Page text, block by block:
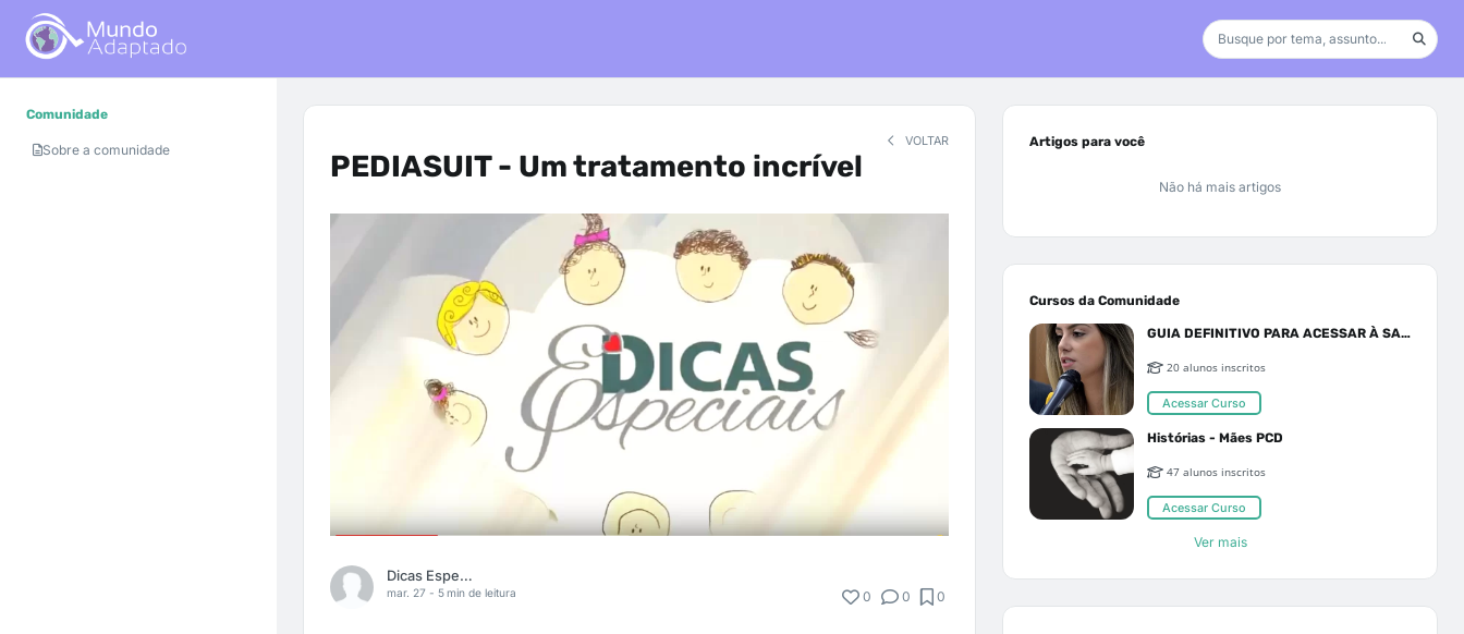
Comunidade
Sobre a comunidade
VOLTAR
PEDIASUIT - Um tratamento incrível
Dicas Especiais
mar. 27 - 5 min de leitura 0 0 0
Artigos para você
Não há mais artigos
Cursos da Comunidade
GUIA DEFINITIVO PARA ACESSAR À SAÚDE PELO SUS OU PLANO DE SAÚDE
20 alunos inscritos
Acessar Curso
Histórias - Mães PCD
47 alunos inscritos
Acessar Curso
Ver mais